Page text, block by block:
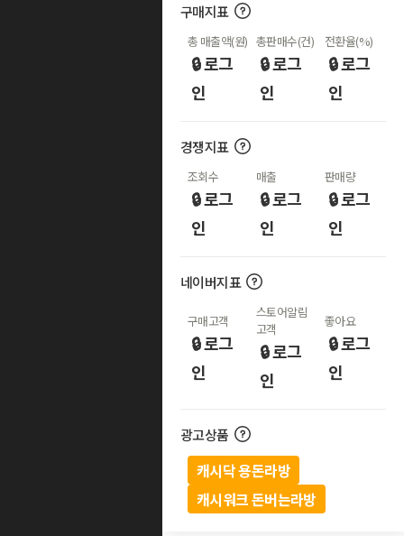
구매지표
총 매출액(원)
🔒 로그
인
총판매수(건)
🔒 로그
인
전환율(%)
🔒 로그
인
경쟁지표
조회수
🔒 로그
인
매출
🔒 로그
인
판매량
🔒 로그
인
네이버지표
구매고객
🔒 로그
인
스토어알림
고객
🔒 로그
인
좋아요
🔒 로그
인
광고상품
캐시닥 용돈라방
캐시워크 돈버는라방